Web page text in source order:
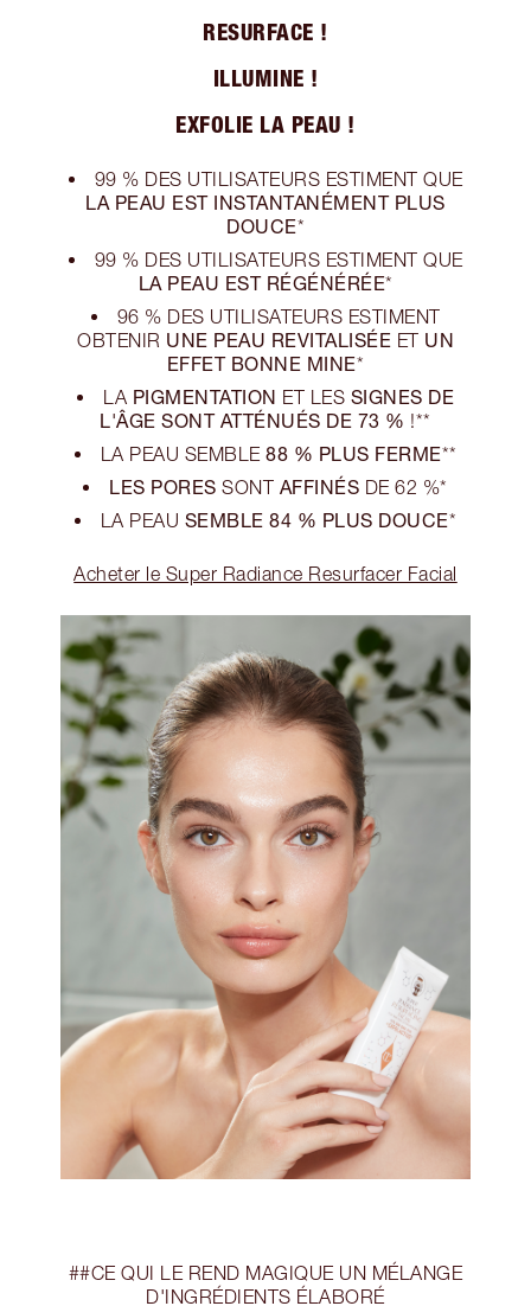
RESURFACE !
ILLUMINE !
EXFOLIE LA PEAU !
99 % DES UTILISATEURS ESTIMENT QUE
LA PEAU EST INSTANTANÉMENT PLUS
DOUCE*
99 % DES UTILISATEURS ESTIMENT QUE
LA PEAU EST RÉGÉNÉRÉE*
96 % DES UTILISATEURS ESTIMENT
OBTENIR UNE PEAU REVITALISÉE ET UN
EFFET BONNE MINE*
LA PIGMENTATION ET LES SIGNES DE
L'ÂGE SONT ATTÉNUÉS DE 73 % !**
LA PEAU SEMBLE 88 % PLUS FERME**
LES PORES SONT AFFINÉS DE 62 %*
LA PEAU SEMBLE 84 % PLUS DOUCE*
Acheter le Super Radiance Resurfacer Facial
##CE QUI LE REND MAGIQUE UN MÉLANGE
D'INGRÉDIENTS ÉLABORÉ